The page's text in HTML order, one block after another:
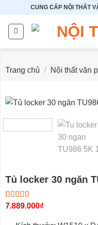
dung
CUNG CẤP NỘI THẤT
Trang chủ / Nội thất văn
Tủ locker 30 ngăn
5.00trên 5
4
đánh giá
7.889.000₫